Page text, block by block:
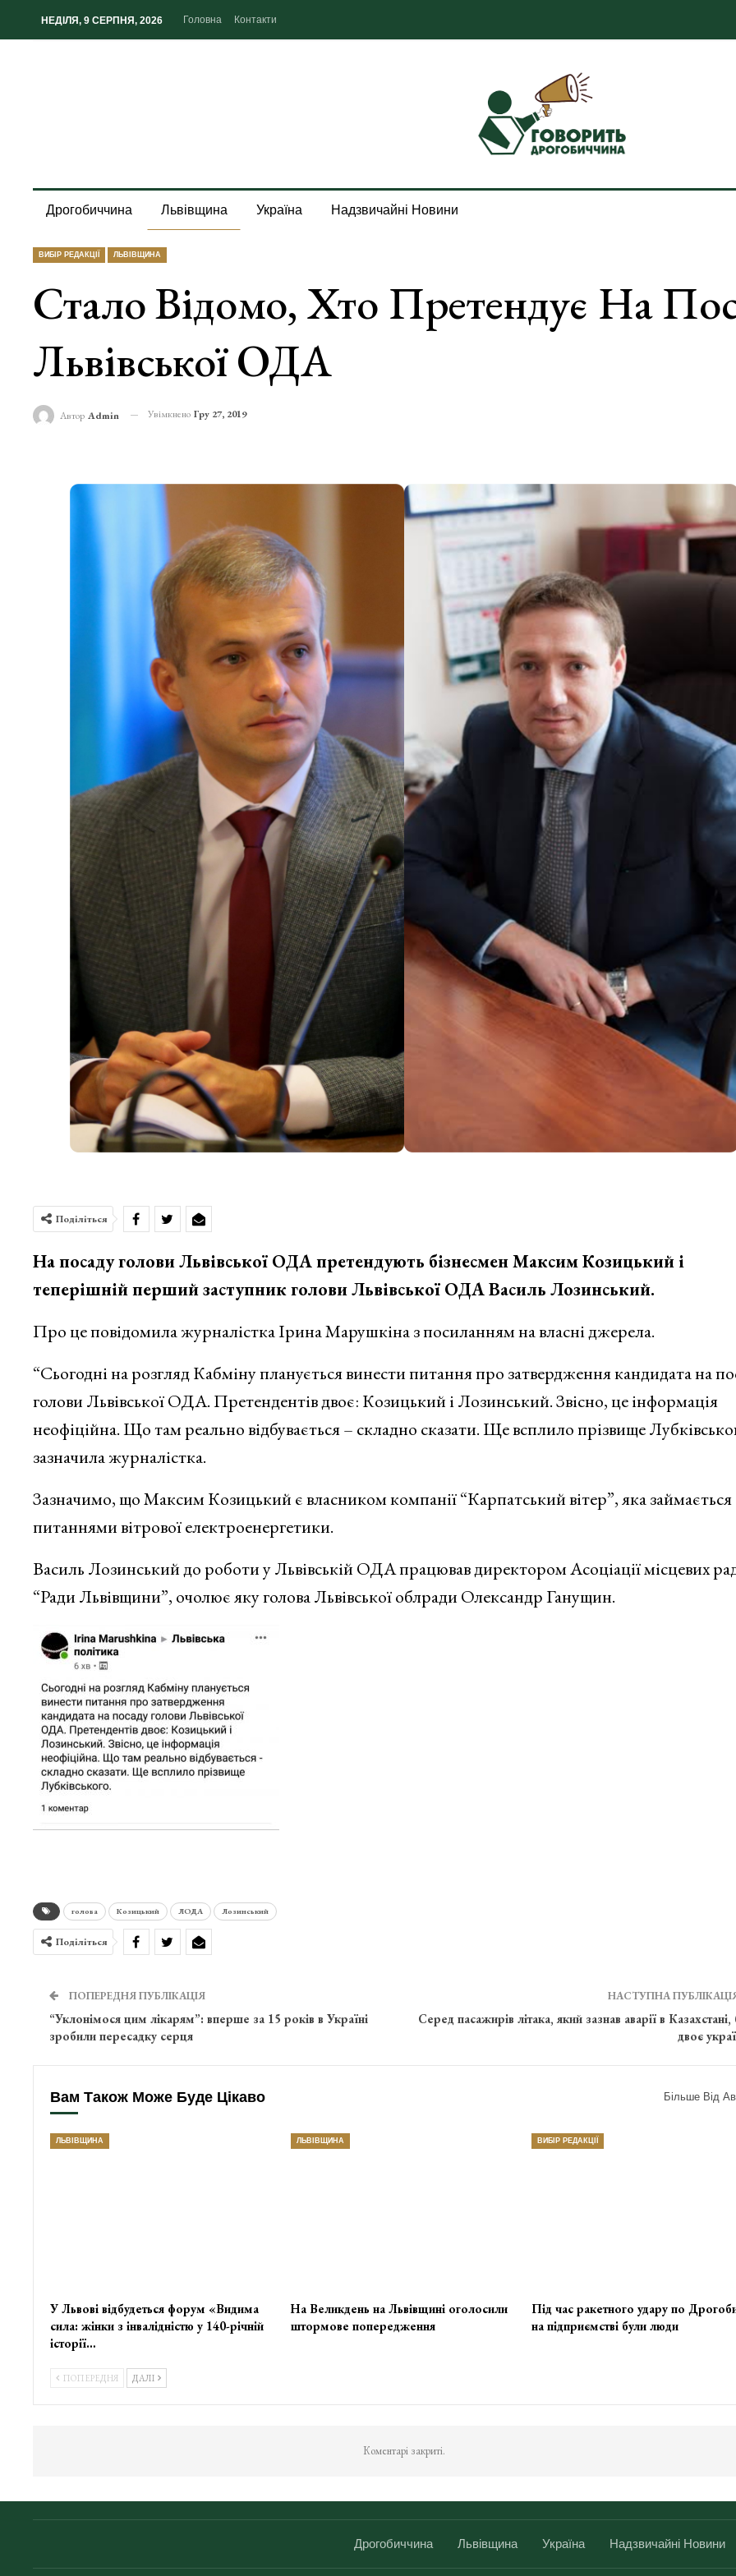
НЕДІЛЯ, 9 СЕРПНЯ, 2026 Головна Контакти
Дрогобиччина Львівщина Україна Надзвичайні Новини
ВИБІР РЕДАКЦІЇ ЛЬВІВЩИНА
Стало Відомо, Хто Претендує На
Львівської ОДА
Автор Admin Увімкнено Гру 27, 2019
Поділіться
На посаду голови Львівської ОДА претендують бізнесмен Максим Козицький і
теперішній перший заступник голови Львівської ОДА Василь Лозинський.
Про це повідомила журналістка Ірина Марушкіна з посиланням на власні джерела.
“Сьогодні на розгляд Кабміну планується винести питання про затвердження кандидата на
голови Львівської ОДА. Претендентів двоє: Козицький і Лозинський. Звісно, це інформація
неофіційна. Що там реально відбувається – складно сказати. Ще всплило прізвище
зазначила журналістка.
Зазначимо, що Максим Козицький є власником компанії “Карпатський вітер”, яка займається
питаннями вітрової електроенергетики.
Василь Лозинський до роботи у Львівській ОДА працював директором Асоціації місцевих
“Ради Львівщини”, очолює яку голова Львівської облради Олександр Ганущин.
голова Козицький ЛОДА Лозинський
Поділіться
ПОПЕРЕДНЯ ПУБЛІКАЦІЯ
“Уклонімося цим лікарям”: вперше за 15 років в Україні
зробили пересадку серця
НАСТУПНА
Серед пасажирів літака, який зазнав аварії в Казахстані,
двоє
Вам Також Може Буде Цікаво Більше Від
ЛЬВІВЩИНА
У Львові відбудеться форум «Видима
сила: жінки з інвалідністю у 140-річній
історії…
ЛЬВІВЩИНА
На Великдень на Львівщині оголосили
штормове попередження
ВИБІР РЕДАКЦІЇ
Під час ракетного удару по
на підприємстві були люди
ПОПЕРЕДНЯ ДАЛІ
Коментарі закриті.
Дрогобиччина Львівщина Україна Надзвичайні Новини